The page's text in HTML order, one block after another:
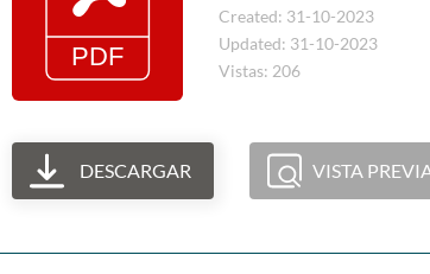
Created: 31-10-2023
Updated: 31-10-2023
Vistas: 206
DESCARGAR VISTA